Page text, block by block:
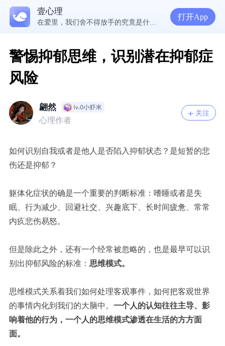
壹心理
5300万人在这里获得专业心理帮助
打开App
警惕抑郁思维，识别潜在抑郁症
风险
翩然
心理作者
关注
如何识别自我或者是他人是否陷入抑郁状态？是短暂的悲
伤还是抑郁？
躯体化症状的确是一个重要的判断标准：嗜睡或者是失
眠、行为减少、回避社交、兴趣底下、长时间疲惫、常常
内疚悲伤易怒。
但是除此之外，还有一个经常被忽略的，也是最早可以识
别出抑郁风险的标准： 思维模式。
思维模式关系着我们如何处理客观事件，如何把客观世界
的事情内化到我们的大脑中。 一个人的认知往往主导、影
响着他的行为，一个人的思维模式渗透在生活的方方面
面。